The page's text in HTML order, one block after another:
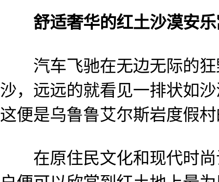
舒适奢华的红土沙漠安
汽车飞驰在无边无际的狂
沙，远远的就看见一排状如
这便是乌鲁鲁艾尔斯岩度假
在原住民文化和现代时尚